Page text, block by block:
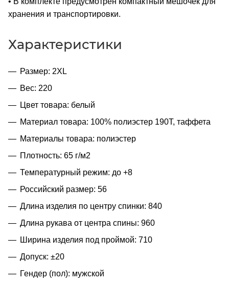
хранения и транспортировки.
Характеристики
Размер: 2XL
Вес: 220
Цвет товара: белый
Материал товара: 100% полиэстер 190T, таффета
Материалы товара: полиэстер
Плотность: 65 г/м2
Температурный режим: до +8
Российский размер: 56
Длина изделия по центру спинки: 840
Длина рукава от центра спины: 960
Ширина изделия под проймой: 710
Допуск: ±20
Гендер (пол): мужской